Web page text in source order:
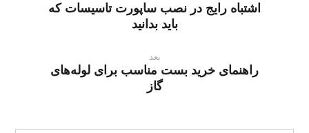
اشتباه رایج در نصب ساپورت تاسیسات که
باید بدانید
بعد
راهنمای خرید بست مناسب برای لوله‌های
گاز